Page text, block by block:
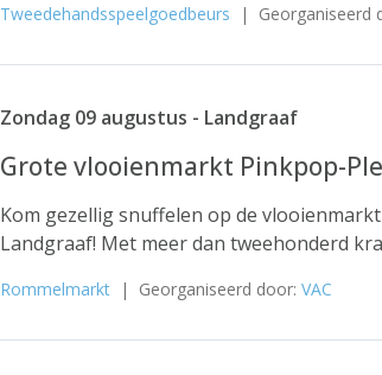
Tweedehandsspeelgoedbeurs | Georganiseerd
Zondag 09 augustus - Landgraaf
Grote vlooienmarkt Pinkpop-
Kom gezellig snuffelen op de
Landgraaf! Met meer dan tweehonderd
Rommelmarkt | Georganiseerd door: VAC